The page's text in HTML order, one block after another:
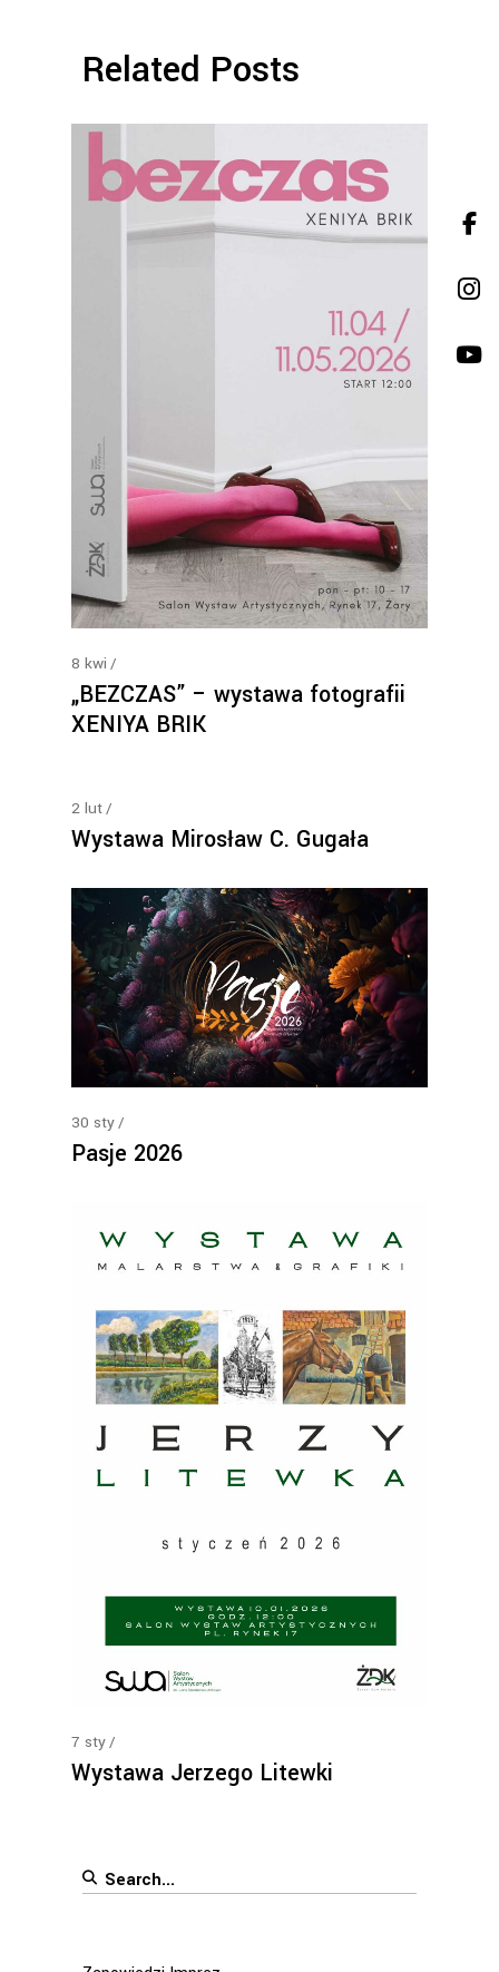
Related Posts
8 kwi
„BEZCZAS” – wystawa fotografii
XENIYA BRIK
2 lut
Wystawa Mirosław C. Gugała
30 sty
Pasje 2026
7 sty
Wystawa Jerzego Litewki
Search